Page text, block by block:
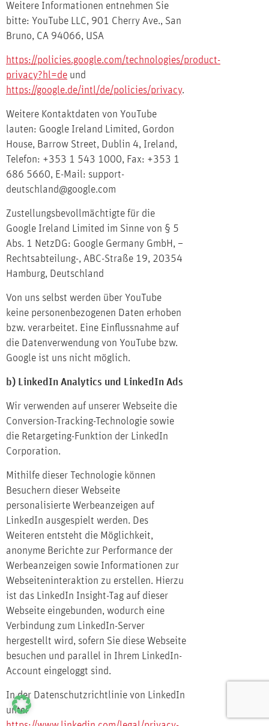
Weitere Informationen entnehmen Sie
bitte: YouTube LLC, 901 Cherry Ave., San
Bruno, CA 94066, USA
https://policies.google.com/technologies/product-
privacy?hl=de und
https://google.de/intl/de/policies/privacy.
Weitere Kontaktdaten von YouTube
lauten: Google Ireland Limited, Gordon
House, Barrow Street, Dublin 4, Ireland,
Telefon: +353 1 543 1000, Fax: +353 1
686 5660, E-Mail: support-
deutschland@google.com
Zustellungsbevollmächtigte für die
Google Ireland Limited im Sinne von § 5
Abs. 1 NetzDG: Google Germany GmbH, –
Rechtsabteilung-, ABC-Straße 19, 20354
Hamburg, Deutschland
Von uns selbst werden über YouTube
keine personenbezogenen Daten erhoben
bzw. verarbeitet. Eine Einflussnahme auf
die Datenverwendung von YouTube bzw.
Google ist uns nicht möglich.
b) LinkedIn Analytics und LinkedIn Ads
Wir verwenden auf unserer Webseite die
Conversion-Tracking-Technologie sowie
die Retargeting-Funktion der LinkedIn
Corporation.
Mithilfe dieser Technologie können
Besuchern dieser Webseite
personalisierte Werbeanzeigen auf
LinkedIn ausgespielt werden. Des
Weiteren entsteht die Möglichkeit,
anonyme Berichte zur Performance der
Werbeanzeigen sowie Informationen zur
Webseiteninteraktion zu erstellen. Hierzu
ist das LinkedIn Insight-Tag auf dieser
Webseite eingebunden, wodurch eine
Verbindung zum LinkedIn-Server
hergestellt wird, sofern Sie diese Webseite
besuchen und parallel in Ihrem LinkedIn-
Account eingeloggt sind.
In der Datenschutzrichtlinie von LinkedIn
unter